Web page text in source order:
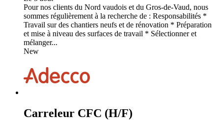
Pour nos clients du Nord vaudois et du Gros-de-Vaud, nous
sommes régulièrement à la recherche de : Responsabilités *
Travail sur des chantiers neufs et de rénovation * Préparation
et mise à niveau des surfaces de travail * Sélectionner et
mélanger...
New
Carreleur CFC (H/F)